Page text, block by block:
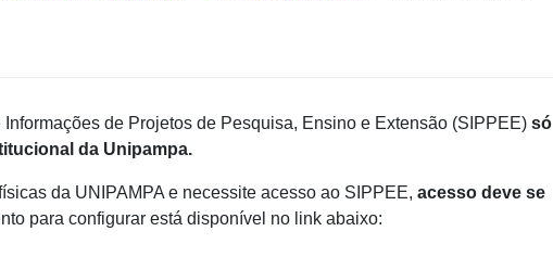
de Projetos de Pesquisa, Ensino e Extensão (SIPPEE) só
da Unipampa.
da UNIPAMPA e necessite acesso ao SIPPEE, acesso deve se
para configurar está disponível no link abaixo: